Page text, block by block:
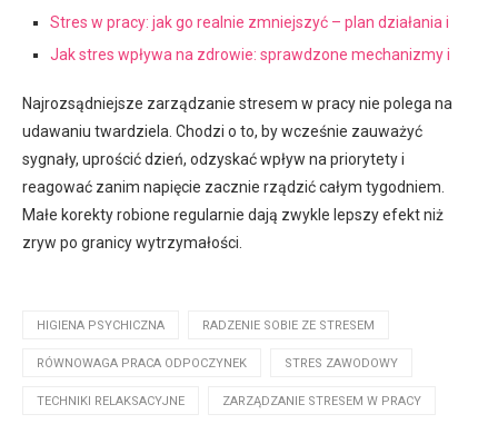
Stres w pracy: jak go realnie zmniejszyć – plan działania i
Jak stres wpływa na zdrowie: sprawdzone mechanizmy i
Najrozsądniejsze zarządzanie stresem w pracy nie polega na
udawaniu twardziela. Chodzi o to, by wcześnie zauważyć
sygnały, uprościć dzień, odzyskać wpływ na priorytety i
reagować zanim napięcie zacznie rządzić całym tygodniem.
Małe korekty robione regularnie dają zwykle lepszy efekt niż
zryw po granicy wytrzymałości.
HIGIENA PSYCHICZNA RADZENIE SOBIE ZE STRESEM
RÓWNOWAGA PRACA ODPOCZYNEK STRES ZAWODOWY
TECHNIKI RELAKSACYJNE ZARZĄDZANIE STRESEM W PRACY